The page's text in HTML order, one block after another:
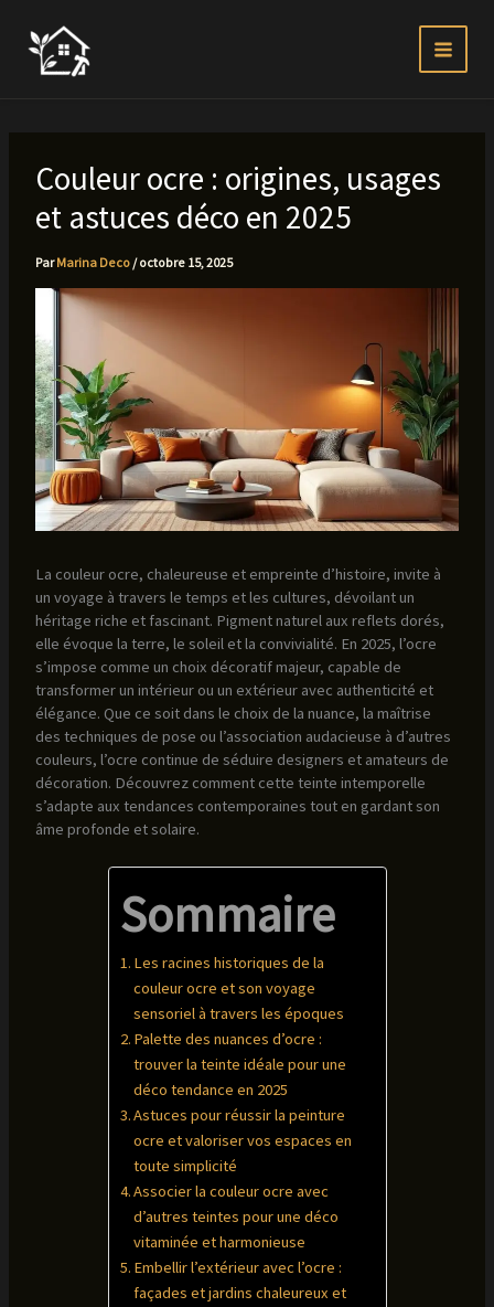
contenu
Couleur ocre : origines, usages
et astuces déco en 2025
ParMarina Deco /octobre 15, 2025
La couleur ocre, chaleureuse et empreinte d’histoire, invite à
un voyage à travers le temps et les cultures, dévoilant un
héritage riche et fascinant. Pigment naturel aux reflets dorés,
elle évoque la terre, le soleil et la convivialité. En 2025, l’ocre
s’impose comme un choix décoratif majeur, capable de
transformer un intérieur ou un extérieur avec authenticité et
élégance. Que ce soit dans le choix de la nuance, la maîtrise
des techniques de pose ou l’association audacieuse à d’autres
couleurs, l’ocre continue de séduire designers et amateurs de
décoration. Découvrez comment cette teinte intemporelle
s’adapte aux tendances contemporaines tout en gardant son
âme profonde et solaire.
Sommaire
Les racines historiques de la
couleur ocre et son voyage
sensoriel à travers les époques
Palette des nuances d’ocre :
trouver la teinte idéale pour une
déco tendance en 2025
Astuces pour réussir la peinture
ocre et valoriser vos espaces en
toute simplicité
Associer la couleur ocre avec
d’autres teintes pour une déco
vitaminée et harmonieuse
Embellir l’extérieur avec l’ocre :
façades et jardins chaleureux et